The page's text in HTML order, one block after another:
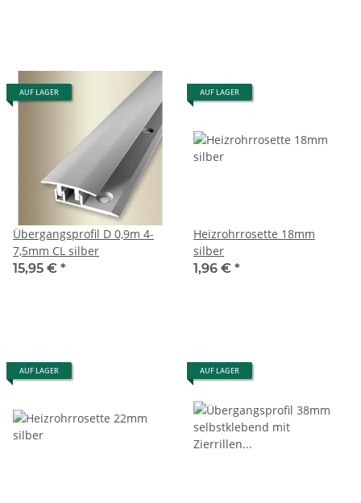
AUF LAGER
Übergangsprofil D 0,9m 4-
7,5mm CL silber
15,95 € *
AUF LAGER
Heizrohrrosette 18mm
silber
1,96 € *
AUF LAGER AUF LAGER